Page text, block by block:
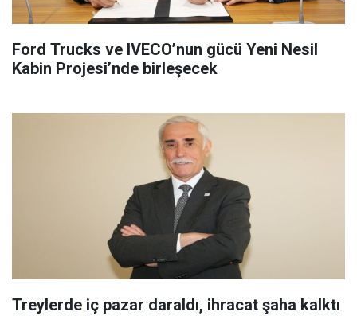
Ford Trucks ve IVECO’nun gücü Yeni Nesil
Kabin Projesi’nde birleşecek
Treylerde iç pazar daraldı, ihracat şaha kalktı